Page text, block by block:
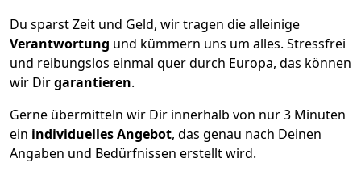
Du sparst Zeit und Geld, wir tragen die alleinige
Verantwortung und kümmern uns um alles. Stressfrei
und reibungslos einmal quer durch Europa, das können
wir Dirgarantieren.
Gerne übermitteln wir Dir innerhalb von nur3 Minuten
ein individuelles Angebot, das genau nach Deinen
Angaben und Bedürfnissen erstellt wird.